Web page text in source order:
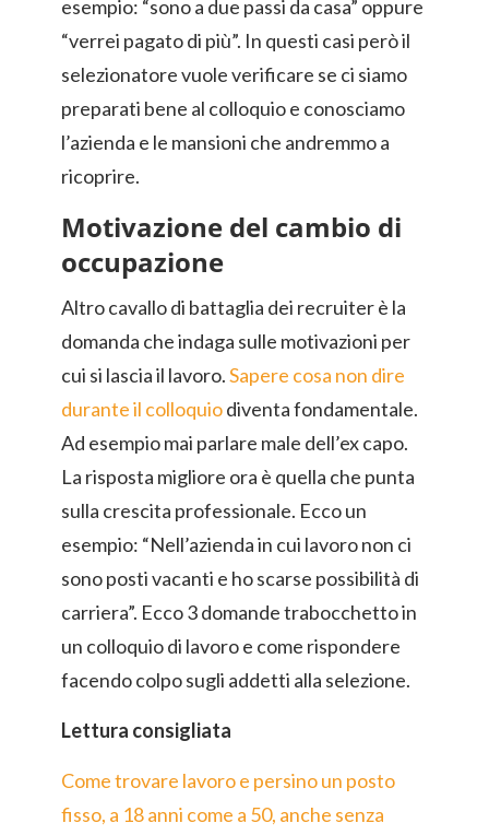
esempio: “sono a due passi da casa” oppure
“verrei pagato di più”. In questi casi però il
selezionatore vuole verificare se ci siamo
preparati bene al colloquio e conosciamo
l’azienda e le mansioni che andremmo a
ricoprire.
Motivazione del cambio di
occupazione
Altro cavallo di battaglia dei recruiter è la
domanda che indaga sulle motivazioni per
cui si lascia il lavoro.Sapere cosa non dire
durante il colloquiodiventa fondamentale.
Ad esempio mai parlare male dell’ex capo.
La risposta migliore ora è quella che punta
sulla crescita professionale. Ecco un
esempio: “Nell’azienda in cui lavoro non ci
sono posti vacanti e ho scarse possibilità di
carriera”. Ecco 3 domande trabocchetto in
un colloquio di lavoro e come rispondere
facendo colpo sugli addetti alla selezione.
Lettura consigliata
Come trovare lavoro e persino un posto
fisso, a 18 anni come a 50, anche senza